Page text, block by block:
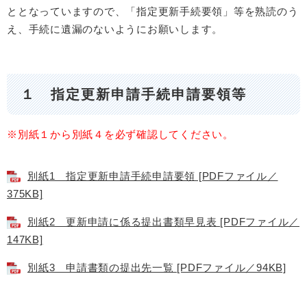
ととなっていますので、「指定更新手続要領」等を熟読のう
え、手続に遺漏のないようにお願いします。
１ 指定更新申請手続申請要領等
※別紙１から別紙４を必ず確認してください。
別紙1 指定更新申請手続申請要領 [PDFファイル／
375KB]
別紙2 更新申請に係る提出書類早見表 [PDFファイル／
147KB]
別紙3 申請書類の提出先一覧 [PDFファイル／94KB]